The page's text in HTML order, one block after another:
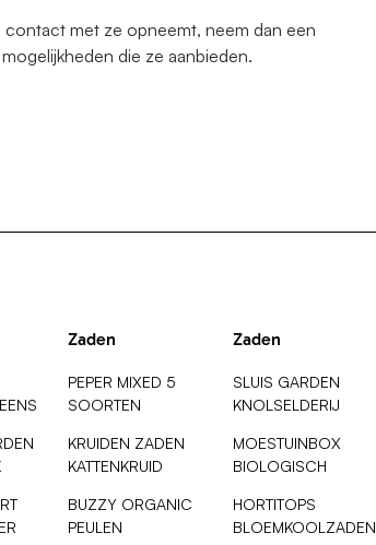
met ze opneemt, neem dan een
die ze aanbieden.
Zaden
PEPER MIXED 5
SOORTEN
KRUIDEN ZADEN
KATTENKRUID
BUZZY ORGANIC
PEULEN
Zaden
SLUIS GARDEN
KNOLSELDERIJ
MOESTUINBOX
BIOLOGISCH
HORTITOPS
BLOEMKOOLZADEN